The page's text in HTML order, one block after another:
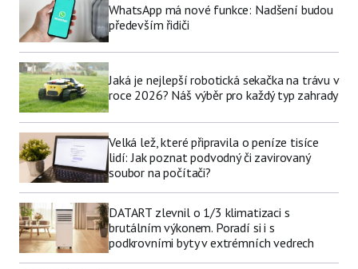
WhatsApp má nové funkce: Nadšení budou
především řidiči
Jaká je nejlepší robotická sekačka na trávu v
roce 2026? Náš výběr pro každý typ zahrady
Velká lež, které připravila o peníze tisíce
lidí: Jak poznat podvodný či zavirovaný
soubor na počítači?
DATART zlevnil o 1/3 klimatizaci s
brutálním výkonem. Poradí si i s
podkrovními byty v extrémních vedrech